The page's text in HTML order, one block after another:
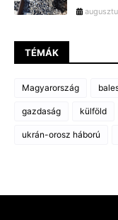
TÉMÁK
Magyarország
gazdaság külföld
ukrán-orosz háború